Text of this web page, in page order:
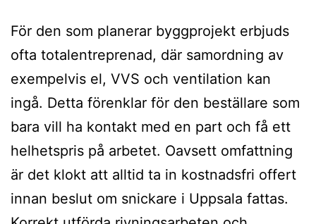
För den som planerar byggprojekt erbjuds
ofta totalentreprenad, där samordning av
exempelvis el, VVS och ventilation kan
ingå. Detta förenklar för den beställare som
bara vill ha kontakt med en part och få ett
helhetspris på arbetet. Oavsett omfattning
är det klokt att alltid ta in kostnadsfri offert
innan beslut om snickare i Uppsala fattas.